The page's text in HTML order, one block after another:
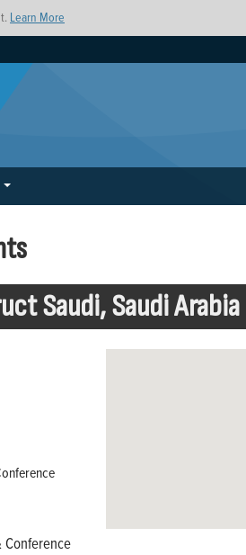
Learn More
Saudi, Saudi Arabia
Conference